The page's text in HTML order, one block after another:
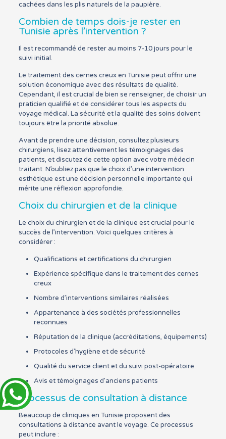
cachées dans les plis naturels de la paupière.
Combien de temps dois-je rester en
Tunisie après l’intervention ?
Il est recommandé de rester au moins 7-10 jours pour le
suivi initial.
Le traitement des cernes creux en Tunisie peut offrir une
solution économique avec des résultats de qualité.
Cependant, il est crucial de bien se renseigner, de choisir un
praticien qualifié et de considérer tous les aspects du
voyage médical. La sécurité et la qualité des soins doivent
toujours être la priorité absolue.
Avant de prendre une décision, consultez plusieurs
chirurgiens, lisez attentivement les témoignages des
patients, et discutez de cette option avec votre médecin
traitant. N’oubliez pas que le choix d’une intervention
esthétique est une décision personnelle importante qui
mérite une réflexion approfondie.
Choix du chirurgien et de la clinique
Le choix du chirurgien et de la clinique est crucial pour le
succès de l’intervention. Voici quelques critères à
considérer :
Qualifications et certifications du chirurgien
Expérience spécifique dans le traitement des cernes
creux
Nombre d’interventions similaires réalisées
Appartenance à des sociétés professionnelles
reconnues
Réputation de la clinique (accréditations, équipements)
Protocoles d’hygiène et de sécurité
Qualité du service client et du suivi post-opératoire
Avis et témoignages d’anciens patients
Processus de consultation à distance
Beaucoup de cliniques en Tunisie proposent des
consultations à distance avant le voyage. Ce processus
peut inclure :